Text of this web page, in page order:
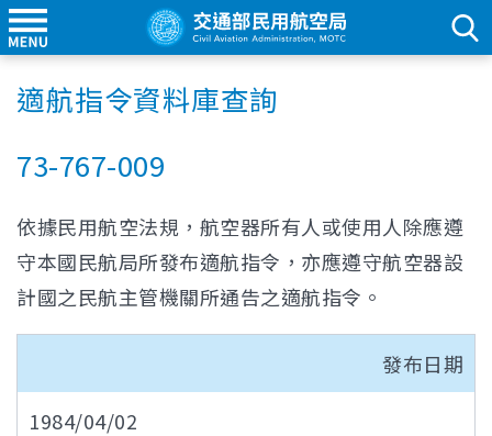
適航指令資料庫查詢
73-767-009
依據民用航空法規，航空器所有人或使用人除應遵
守本國民航局所發布適航指令，亦應遵守航空器設
計國之民航主管機關所通告之適航指令。
發布日期
1984/04/02